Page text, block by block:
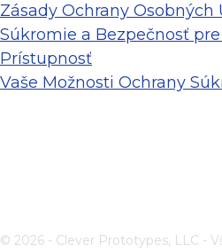
Zásady Ochrany Osobných
Súkromie a Bezpečnosť
Prístupnosť
Vaše Možnosti Ochrany
© 2026 - Clever Prototypes, LLC -